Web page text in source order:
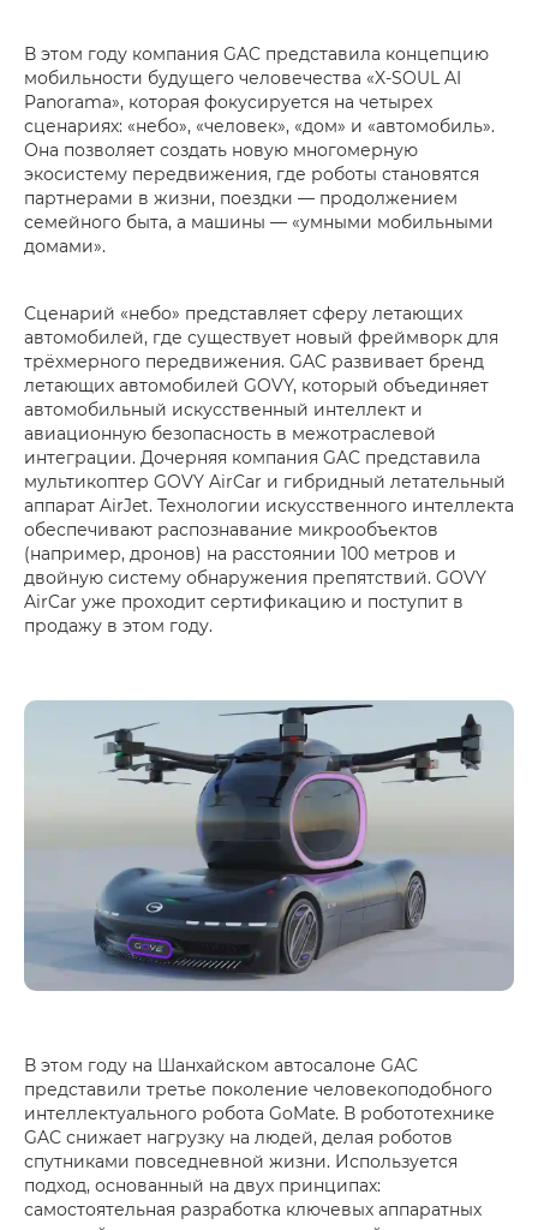
В этом году компания GAC представила концепцию
мобильности будущего человечества «X-SOUL AI
Panorama», которая фокусируется на четырех
сценариях: «небо», «человек», «дом» и «автомобиль».
Она позволяет создать новую многомерную
экосистему передвижения, где роботы становятся
партнерами в жизни, поездки — продолжением
семейного быта, а машины — «умными мобильными
домами».
Сценарий «небо» представляет сферу летающих
автомобилей, где существует новый фреймворк для
трёхмерного передвижения. GAC развивает бренд
летающих автомобилей GOVY, который объединяет
автомобильный искусственный интеллект и
авиационную безопасность в межотраслевой
интеграции. Дочерняя компания GAC представила
мультикоптер GOVY AirCar и гибридный летательный
аппарат AirJet. Технологии искусственного интеллекта
обеспечивают распознавание микрообъектов
(например, дронов) на расстоянии 100 метров и
двойную систему обнаружения препятствий. GOVY
AirCar уже проходит сертификацию и поступит в
продажу в этом году.
В этом году на Шанхайском автосалоне GAC
представили третье поколение человекоподобного
интеллектуального робота GoMate. В робототехнике
GAC снижает нагрузку на людей, делая роботов
спутниками повседневной жизни. Используется
подход, основанный на двух принципах:
самостоятельная разработка ключевых аппаратных